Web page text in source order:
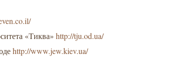
«Тиква»http://tju.od.ua/
http://www.jew.kiev.ua/